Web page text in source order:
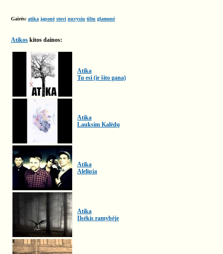
Gairės: atika japonė stovi nuvysiu tiltu glamonė
Atikos kitos dainos:
Atika
Tu esi (ir šito gana)
Atika
Lauksim Kalėdų
Atika
Aleliuja
Atika
Ilsėkis ramybėje